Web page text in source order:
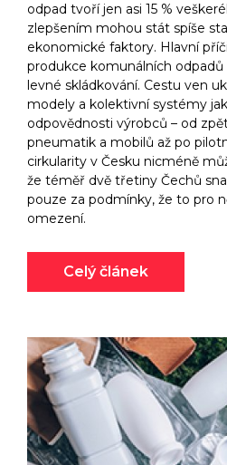
odpad tvoří jen asi 15 %
zlepšením mohou stát spíše
ekonomické faktory. Hlavní
produkce komunálních
levné skládkování. Cestu ven
modely a kolektivní systémy
odpovědnosti výrobců –⁠⁠⁠⁠⁠⁠ od
pneumatik a mobilů až po
cirkularity v Česku nicméně
že téměř dvě třetiny Čechů
pouze za podmínky, že to pro
omezení.
Celý článek